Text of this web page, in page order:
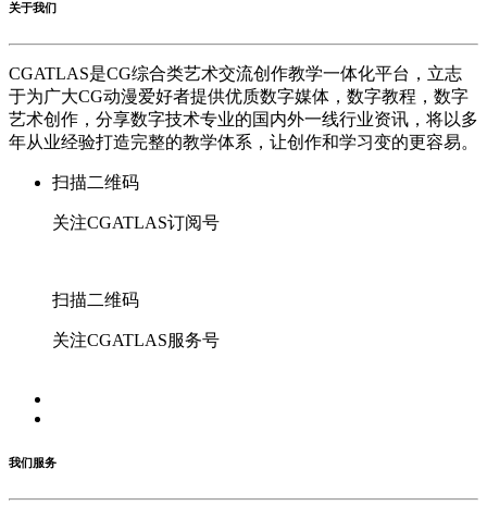
关于我们
CGATLAS是CG综合类艺术交流创作教学一体化平台，立志
于为广大CG动漫爱好者提供优质数字媒体，数字教程，数字
艺术创作，分享数字技术专业的国内外一线行业资讯，将以多
年从业经验打造完整的教学体系，让创作和学习变的更容易。
扫描二维码
关注CGATLAS订阅号
扫描二维码
关注CGATLAS服务号
我们服务